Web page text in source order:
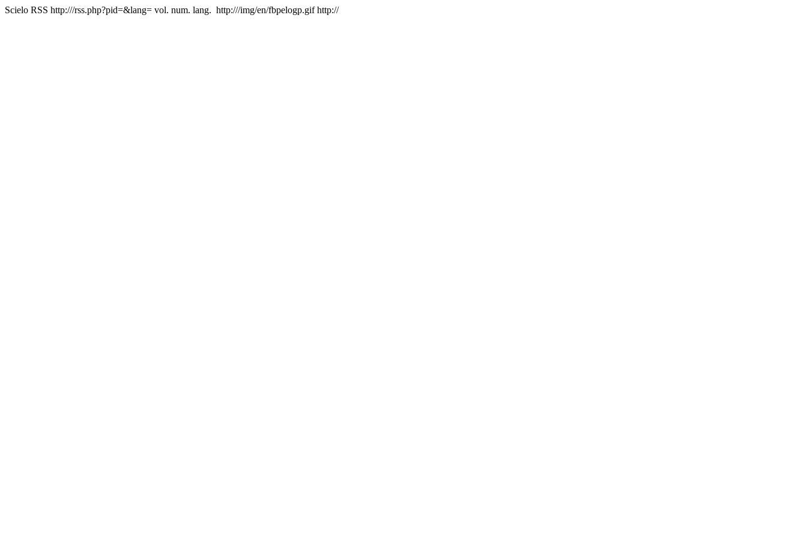
Scielo RSS http:///rss.php?pid=&lang= vol. num. lang. http:///img/en/fbpelogp.gif http://